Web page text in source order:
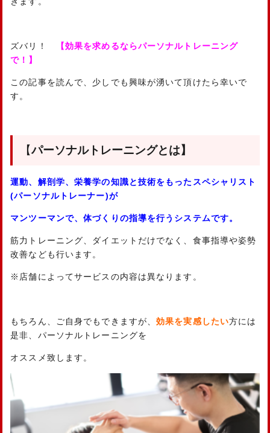
ズバリ！
【効果を求めるならパーソナルトレーニング
で！】
この記事を読んで、少しでも興味が湧いて頂けたら幸いで
す。
【パーソナルトレーニングとは】
運動、解剖学、栄養学の知識と技術をもったスペシャリスト
(パーソナルトレーナー)が
マンツーマンで、体づくりの指導を行うシステムです。
筋力トレーニング、ダイエットだけでなく、食事指導や姿勢
改善なども行います。
※店舗によってサービスの内容は異なります。
もちろん、ご自身でもできますが、効果を実感したい方には
是非、パーソナルトレーニングを
オススメ致します。